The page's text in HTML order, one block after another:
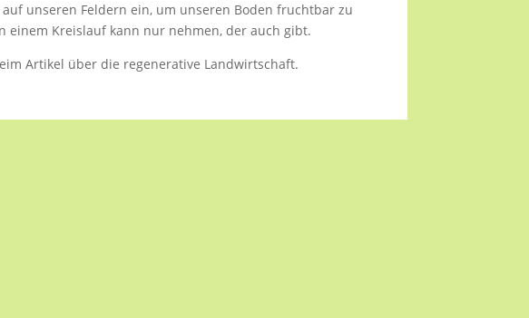
unseren Feldern ein, um unseren Boden fruchtbar zu
einem Kreislauf kann nur nehmen, der auch gibt.
Artikel über die regenerative Landwirtschaft.